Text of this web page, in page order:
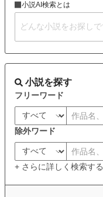
小説AI検索とは
小説を探す
フリーワード
除外ワード
+ さらに詳しく検索する